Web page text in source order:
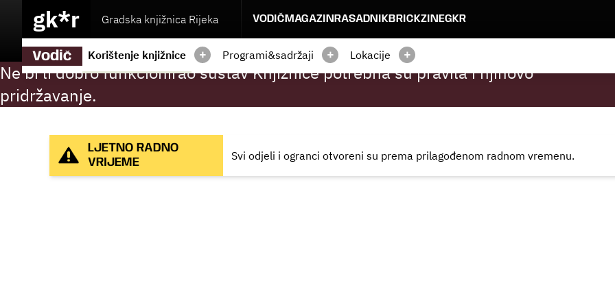
gk*r Gradska knjižnica Rijeka VODIČMAGAZINRASADNIKBRICKZINEGKR
Vodič Korištenje knjižnice + Programi&sadržaji + Lokacije +
LJETNO RADNO
VRIJEME
Svi odjeli i ogranci otvoreni su prema prilagođenom radnom vremenu.
Ne bi li dobro funkcionirao sustav Knjižnice potrebna su pravila i njihovo
pridržavanje.